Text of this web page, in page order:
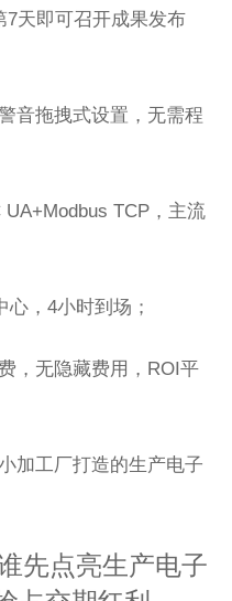
7天即可召开成果发布
音拖拽式设置，无需程
TCP，主流
，4小时到场；
，无隐藏费用，ROI平
加工厂打造的生产电子
先点亮生产电子